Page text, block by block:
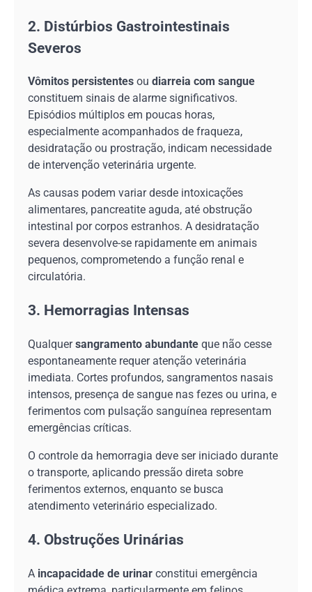
2. Distúrbios Gastrointestinais
Severos
Vômitos persistentes ou diarreia com sangue
constituem sinais de alarme significativos.
Episódios múltiplos em poucas horas,
especialmente acompanhados de fraqueza,
desidratação ou prostração, indicam necessidade
de intervenção veterinária urgente.
As causas podem variar desde intoxicações
alimentares, pancreatite aguda, até obstrução
intestinal por corpos estranhos. A desidratação
severa desenvolve-se rapidamente em animais
pequenos, comprometendo a função renal e
circulatória.
3. Hemorragias Intensas
Qualquersangramento abundante que não cesse
espontaneamente requer atenção veterinária
imediata. Cortes profundos, sangramentos nasais
intensos, presença de sangue nas fezes ou urina, e
ferimentos com pulsação sanguínea representam
emergências críticas.
O controle da hemorragia deve ser iniciado durante
o transporte, aplicando pressão direta sobre
ferimentos externos, enquanto se busca
atendimento veterinário especializado.
4. Obstruções Urinárias
A incapacidade de urinar constitui emergência